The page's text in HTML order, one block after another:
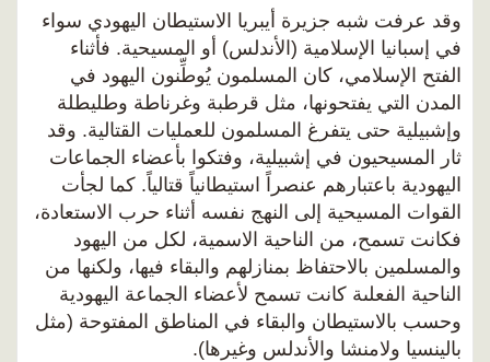
وقد عرفت شبه جزيرة أيبريا الاستيطان اليهودي سواء
في إسبانيا الإسلامية (الأندلس) أو المسيحية. فأثناء
الفتح الإسلامي، كان المسلمون يُوطِّنون اليهود في
المدن التي يفتحونها، مثل قرطبة وغرناطة وطليطلة
وإشبيلية حتى يتفرغ المسلمون للعمليات القتالية. وقد
ثار المسيحيون في إشبيلية، وفتكوا بأعضاء الجماعات
اليهودية باعتبارهم عنصراً استيطانياً قتالياً. كما لجأت
القوات المسيحية إلى النهج نفسه أثناء حرب الاستعادة،
فكانت تسمح، من الناحية الاسمية، لكل من اليهود
والمسلمين بالاحتفاظ بمنازلهم والبقاء فيها، ولكنها من
الناحية الفعلىة كانت تسمح لأعضاء الجماعة اليهودية
وحسب بالاستيطان والبقاء في المناطق المفتوحة (مثل
بالينسيا ولامنشا والأندلس وغيرها).